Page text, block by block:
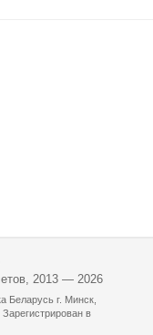
2013 — 2026
г. Минск,
в